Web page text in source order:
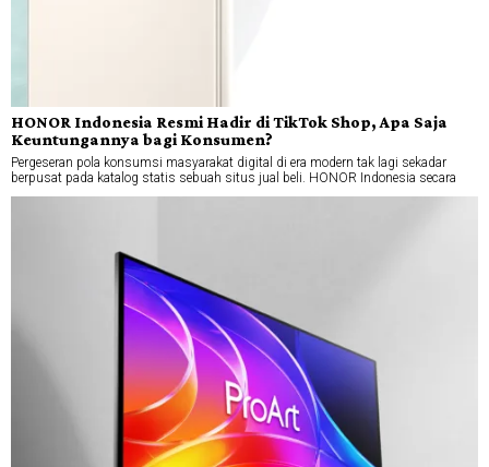
HONOR Indonesia Resmi Hadir di TikTok Shop, Apa Saja
Keuntungannya bagi Konsumen?
Pergeseran pola konsumsi masyarakat digital di era modern tak lagi sekadar
berpusat pada katalog statis sebuah situs jual beli. HONOR Indonesia secara